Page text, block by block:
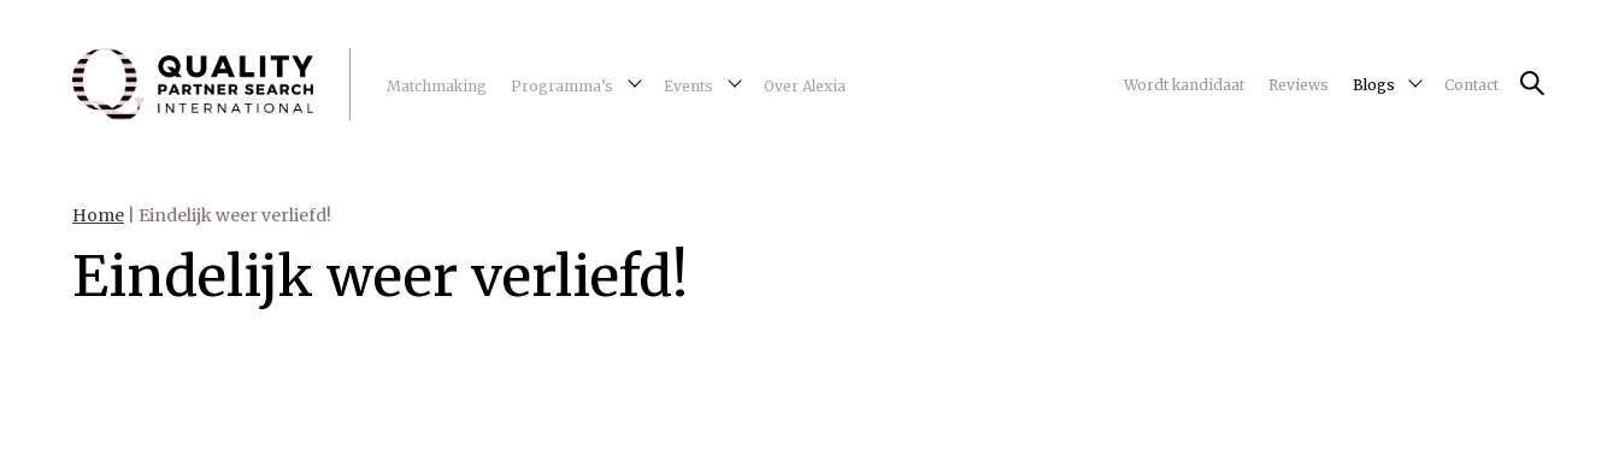
Matchmaking Programma’s Events Over Alexia Wordt kandidaat Reviews Blogs Contact
Home Eindelijk weer verliefd!
Eindelijk weer verliefd!